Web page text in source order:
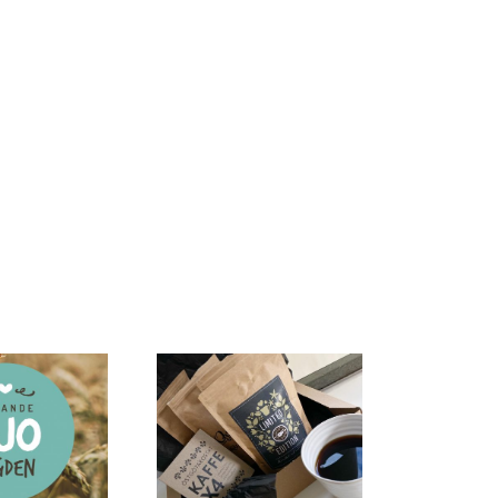
Kaffe x 4
Kvinnliga
entreprenörer
i Vadstena